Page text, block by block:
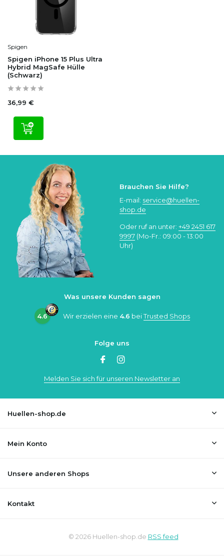
Spigen
Spigen iPhone 15 Plus Ultra
Hybrid MagSafe Hülle
(Schwarz)
36,99 €
Brauchen Sie Hilfe?
E-mail: service@huellen-
shop.de
Oder ruf an unter: +49 2451 617
9997 (Mo-Fr.: 09:00 - 13:00
Uhr)
Was unsere Kunden sagen
4.6 Wir erzielen eine 4.6 beiTrusted Shops
Folge uns
Melden Sie sich für unseren Newsletter an
Huellen-shop.de
Mein Konto
Unsere anderen Shops
Kontakt
© 2026 Huellen-shop.de RSS feed